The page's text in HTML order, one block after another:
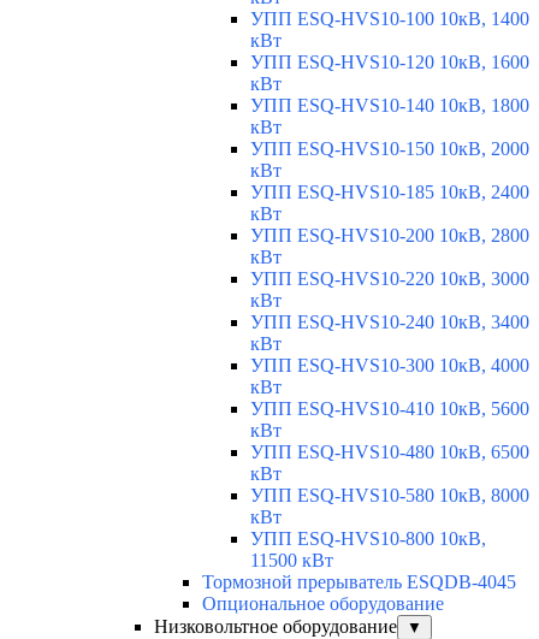
УПП ESQ-HVS10-100 10кВ, 1400
кВт
УПП ESQ-HVS10-120 10кВ, 1600
кВт
УПП ESQ-HVS10-140 10кВ, 1800
кВт
УПП ESQ-HVS10-150 10кВ, 2000
кВт
УПП ESQ-HVS10-185 10кВ, 2400
кВт
УПП ESQ-HVS10-200 10кВ, 2800
кВт
УПП ESQ-HVS10-220 10кВ, 3000
кВт
УПП ESQ-HVS10-240 10кВ, 3400
кВт
УПП ESQ-HVS10-300 10кВ, 4000
кВт
УПП ESQ-HVS10-410 10кВ, 5600
кВт
УПП ESQ-HVS10-480 10кВ, 6500
кВт
УПП ESQ-HVS10-580 10кВ, 8000
кВт
УПП ESQ-HVS10-800 10кВ,
11500 кВт
Тормозной прерыватель ESQDB-4045
Опциональное оборудование
Низковольтное оборудование
▼